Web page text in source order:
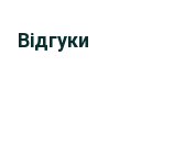
Відгуки